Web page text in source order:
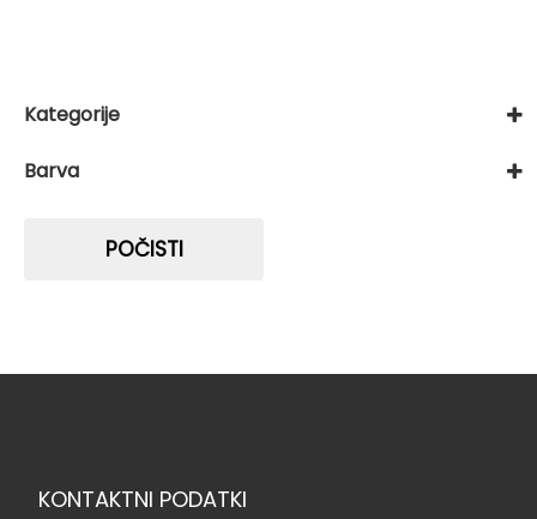
Kategorije
Čitalci za kontrolo vstopa
Barva
POČISTI
KONTAKTNI PODATKI